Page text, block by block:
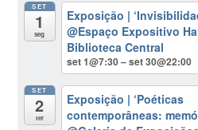
SET
1
seg
Exposição |
@Espaço Expositivo
Biblioteca Central
set 1@7:30 – set 30@22:00
SET
2
ter
Exposição | ‘Poéticas
contemporâneas: